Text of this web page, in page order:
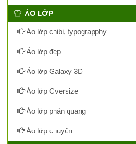
ÁO LỚP
Áo lớp chibi, typograpphy
Áo lớp đẹp
Áo lớp Galaxy 3D
Áo lớp Oversize
Áo lớp phản quang
Áo lớp chuyên